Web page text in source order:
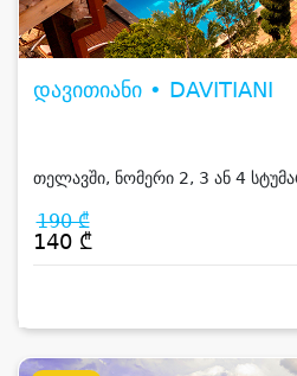
დავითიანი • DAVITIANI
თელავში, ნომერი 2, 3 ან 4
190 ₾
140 ₾